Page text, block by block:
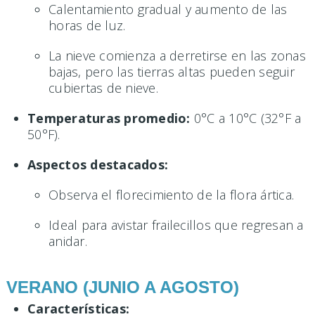
Calentamiento gradual y aumento de las
horas de luz.
La nieve comienza a derretirse en las zonas
bajas, pero las tierras altas pueden seguir
cubiertas de nieve.
Temperaturas promedio: 0°C a 10°C (32°F a
50°F).
Aspectos destacados:
Observa el florecimiento de la flora ártica.
Ideal para avistar frailecillos que regresan a
anidar.
VERANO (JUNIO A AGOSTO)
Características: